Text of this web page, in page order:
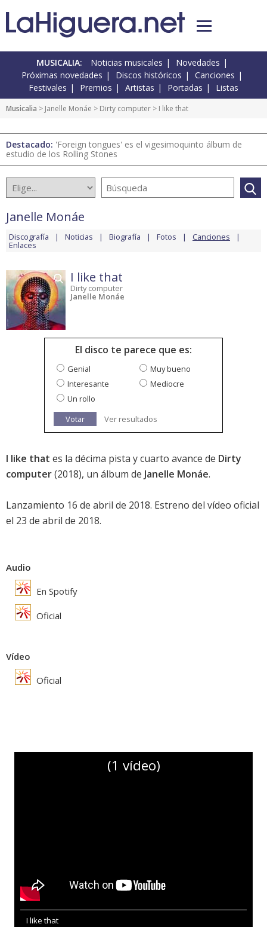
MUSICALIA: Noticias musicales
Novedades
Próximas novedades
Discos históricos
Canciones
Festivales
Premios Artistas Portadas Listas
Musicalia > Janelle Monáe > Dirty computer > I like that
Destacado: 'Foreign tongues' es el vigesimoquinto álbum de
estudio de los Rolling Stones
Janelle Monáe
Discografía Noticias Biografía Fotos Canciones
Enlaces
I like that
Dirty computer
Janelle Monáe
El disco te parece que es:
Genial
Muy bueno
Interesante
Mediocre
Un rollo
Votar
Ver resultados
I like that es la décima pista y cuarto avance de Dirty
computer(2018), un álbum de Janelle Monáe.
Lanzamiento 16 de abril de 2018. Estreno del vídeo oficial
el 23 de abril de 2018.
Audio
En Spotify
Oficial
Vídeo
Oficial
(1 vídeo)
I like that